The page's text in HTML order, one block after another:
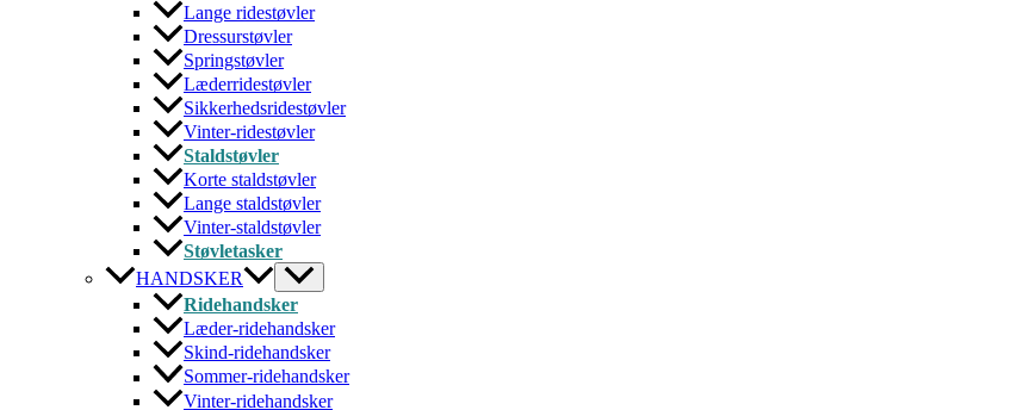
Lange ridestøvler
Dressurstøvler
Springstøvler
Læderridestøvler
Sikkerhedsridestøvler
Vinter-ridestøvler
Staldstøvler
Korte staldstøvler
Lange staldstøvler
Vinter-staldstøvler
Støvletasker
HANDSKER
Ridehandsker
Læder-ridehandsker
Skind-ridehandsker
Sommer-ridehandsker
Vinter-ridehandsker